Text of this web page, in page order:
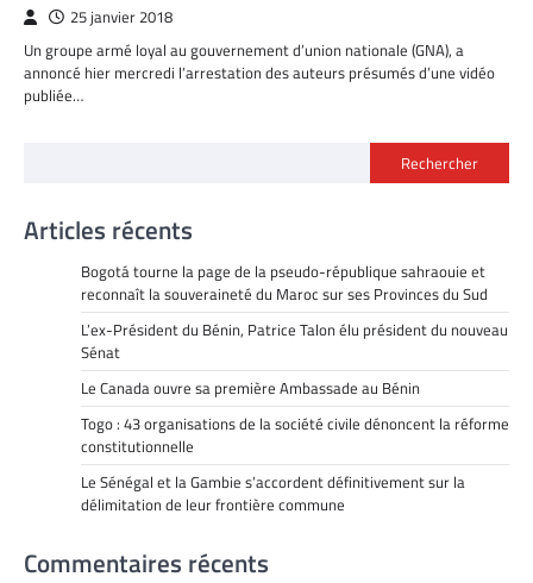
25 janvier 2018
Un groupe armé loyal au gouvernement d’union nationale (GNA), a
annoncé hier mercredi l’arrestation des auteurs présumés d’une vidéo
publiée…
Rechercher
Articles récents
Bogotá tourne la page de la pseudo-république sahraouie et
reconnaît la souveraineté du Maroc sur ses Provinces du Sud
L’ex-Président du Bénin, Patrice Talon élu président du nouveau
Sénat
Le Canada ouvre sa première Ambassade au Bénin
Togo : 43 organisations de la société civile dénoncent la réforme
constitutionnelle
Le Sénégal et la Gambie s’accordent définitivement sur la
délimitation de leur frontière commune
Commentaires récents